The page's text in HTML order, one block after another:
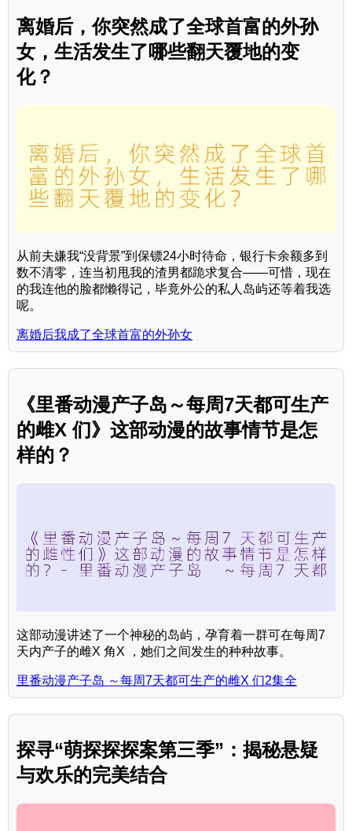
离婚后，你突然成了全球首富的外孙
女，生活发生了哪些翻天覆地的变
化？
从前夫嫌我“没背景”到保镖24小时待命，银行卡余额多到
数不清零，连当初甩我的渣男都跪求复合——可惜，现在
的我连他的脸都懒得记，毕竟外公的私人岛屿还等着我选
呢。
离婚后我成了全球首富的外孙女
《里番动漫产子岛～每周7天都可生产
的雌X 们》这部动漫的故事情节是怎
样的？
这部动漫讲述了一个神秘的岛屿，孕育着一群可在每周7
天内产子的雌X 角X ，她们之间发生的种种故事。
里番动漫产子岛 ～每周7天都可生产的雌X 们2集全
探寻“萌探探探案第三季”：揭秘悬疑
与欢乐的完美结合